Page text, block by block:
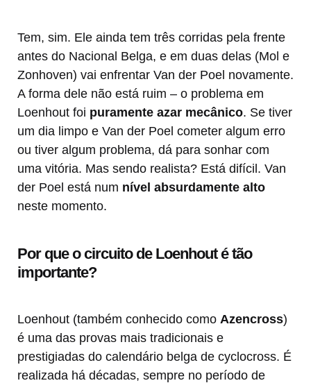
Tem, sim. Ele ainda tem três corridas pela frente
antes do Nacional Belga, e em duas delas (Mol e
Zonhoven) vai enfrentar Van der Poel novamente.
A forma dele não está ruim – o problema em
Loenhout foi puramente azar mecânico. Se tiver
um dia limpo e Van der Poel cometer algum erro
ou tiver algum problema, dá para sonhar com
uma vitória. Mas sendo realista? Está difícil. Van
der Poel está num nível absurdamente alto
neste momento.
Por que o circuito de Loenhout é tão
importante?
Loenhout (também conhecido como Azencross)
é uma das provas mais tradicionais e
prestigiadas do calendário belga de cyclocross. É
realizada há décadas, sempre no período de